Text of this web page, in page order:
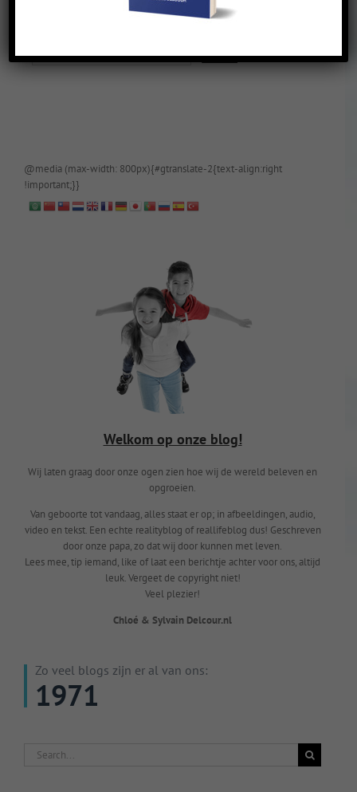
@media (max-width: 800px){#gtranslate-2{text-align:right
!important;}}
Welkom op onze blog!
Wij laten graag door onze ogen zien hoe wij de wereld beleven en
opgroeien.
Van geboorte tot vandaag, alles staat er op; in afbeeldingen, audio,
video en tekst. Een echte realityblog of reallifeblog dus! Geschreven
door onze papa, zo dat wij door kunnen met leven.
Lees mee, tip iemand, like of laat een berichtje achter voor ons, altijd
leuk. Vergeet de copyright niet!
Veel plezier!
Chloé & Sylvain Delcour.nl
Zo veel blogs zijn er al van ons:
1971
Search